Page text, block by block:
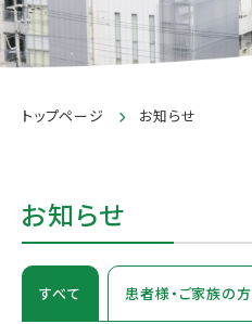
トップページ お知らせ
お知らせ
すべて 患者様・ご家族の方